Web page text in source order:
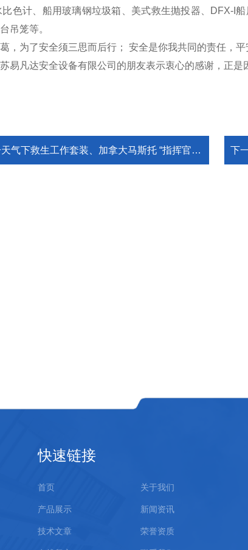
色计、船用玻璃钢垃圾箱、美式救生抛投器、DFX-I
吊笼等。
，为了安全须三思而后行； 安全是你我共同的责任，平
易凡达安全设备有限公司的朋友表示衷心的感谢，正是
气下救生工作套装、加拿大马斯托 “指挥官”冰面救援服 下
快速链接
首页 关于我们
产品展示 新闻资讯
技术文章 荣誉资质